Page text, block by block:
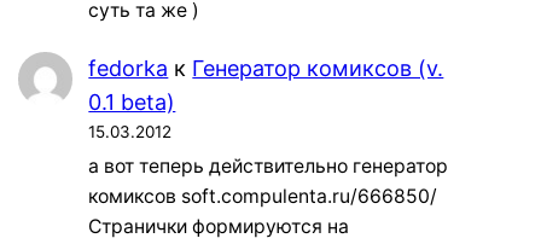
суть та же )
fedorka к Генератор комиксов (v.
0.1 beta)
15.03.2012
а вот теперь действительно генератор
комиксов soft.compulenta.ru/666850/
Странички формируются на